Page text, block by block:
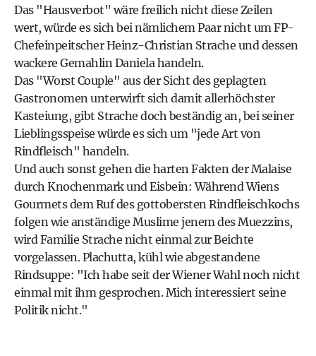
Das "Hausverbot" wäre freilich nicht diese Zeilen
wert, würde es sich bei nämlichem Paar nicht um FP-
Chefeinpeitscher Heinz-Christian Strache und dessen
wackere Gemahlin Daniela handeln.
Das "Worst Couple" aus der Sicht des geplagten
Gastronomen unterwirft sich damit allerhöchster
Kasteiung, gibt Strache doch beständig an, bei seiner
Lieblingsspeise würde es sich um "jede Art von
Rindfleisch" handeln.
Und auch sonst gehen die harten Fakten der Malaise
durch Knochenmark und Eisbein: Während Wiens
Gourmets dem Ruf des gottobersten Rindfleischkochs
folgen wie anständige Muslime jenem des Muezzins,
wird Familie Strache nicht einmal zur Beichte
vorgelassen. Plachutta, kühl wie abgestandene
Rindsuppe: "Ich habe seit der Wiener Wahl noch nicht
einmal mit ihm gesprochen. Mich interessiert seine
Politik nicht."